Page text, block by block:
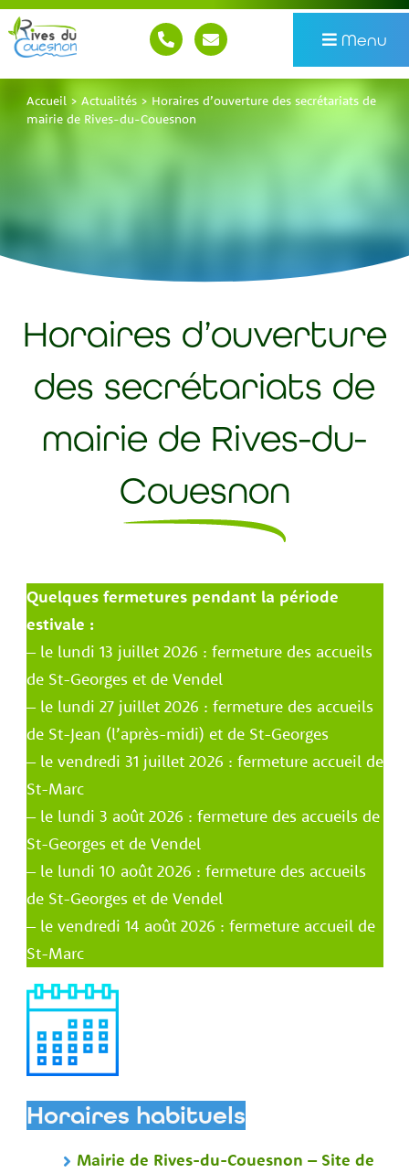
Menu
Accueil > Actualités> Horaires d’ouverture des secrétariats de
mairie de Rives-du-Couesnon
Horaires d’ouverture
des secrétariats de
mairie de Rives-du-
Couesnon
Quelques fermetures pendant la période
estivale :
– le lundi 13 juillet 2026 : fermeture des accueils
de St-Georges et de Vendel
– le lundi 27 juillet 2026 : fermeture des accueils
de St-Jean (l’après-midi) et de St-Georges
– le vendredi 31 juillet 2026 : fermeture accueil de
St-Marc
– le lundi 3 août 2026 : fermeture des accueils de
St-Georges et de Vendel
– le lundi 10 août 2026 : fermeture des accueils
de St-Georges et de Vendel
– le vendredi 14 août 2026 : fermeture accueil de
St-Marc
Horaires habituels
Mairie de Rives-du-Couesnon – Site de